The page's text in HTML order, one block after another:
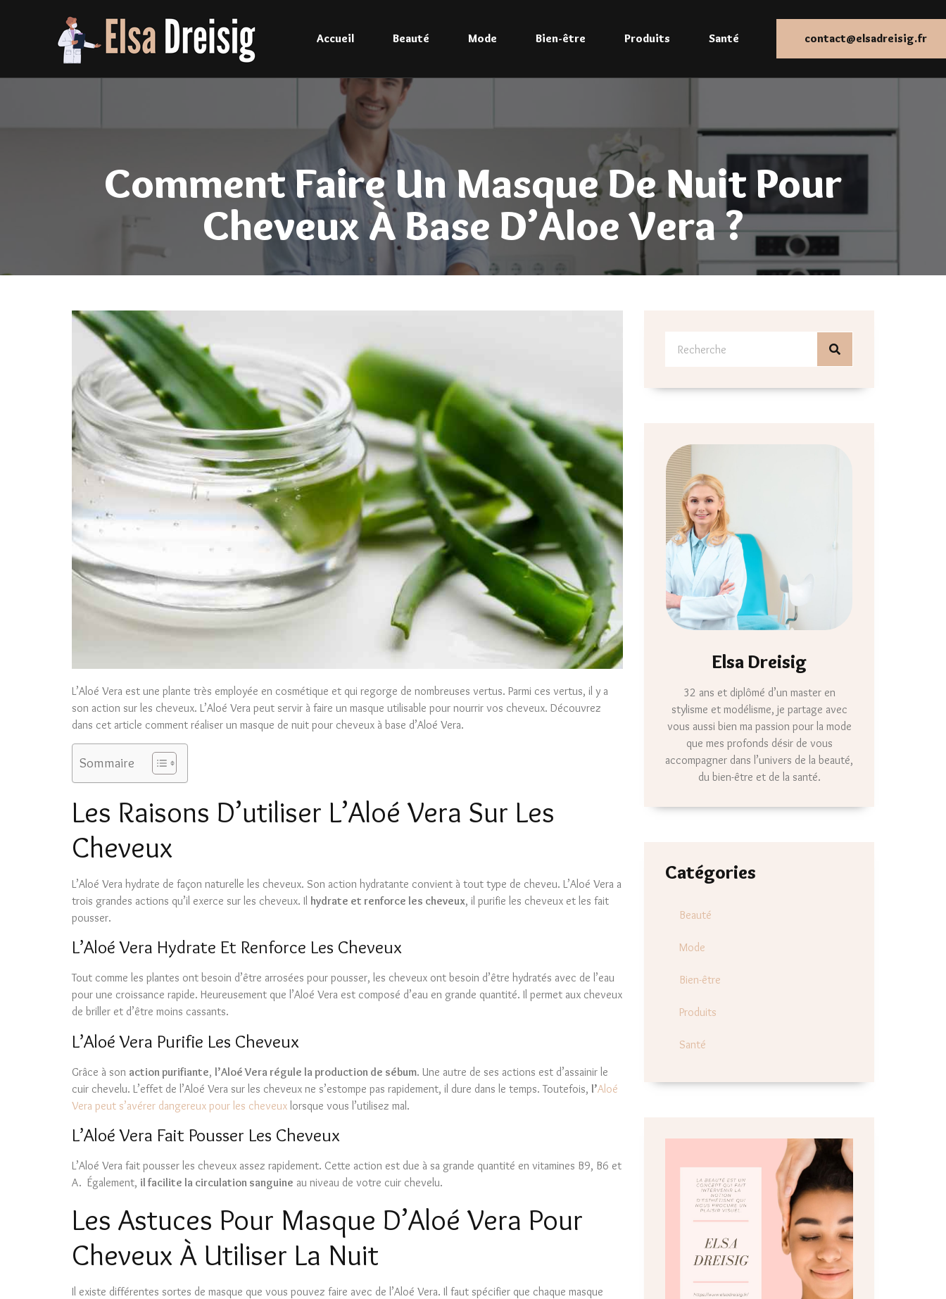
Accueil Beauté Mode Bien-être Produits Santé contact@elsadreisig.fr
Comment Faire Un Masque De Nuit Pour
Cheveux À Base D’Aloe Vera ?
L’Aloé Vera est une plante très employée en cosmétique et qui regorge de nombreuses vertus. Parmi ces vertus, il y a
son action sur les cheveux. L’Aloé Vera peut servir à faire un masque utilisable pour nourrir vos cheveux. Découvrez
dans cet article comment réaliser un masque de nuit pour cheveux à base d’Aloé Vera.
Sommaire
Les Raisons D’utiliser L’Aloé Vera Sur Les
Cheveux
L’Aloé Vera hydrate de façon naturelle les cheveux. Son action hydratante convient à tout type de cheveu. L’Aloé Vera a
trois grandes actions qu’il exerce sur les cheveux. Il hydrate et renforce les cheveux, il purifie les cheveux et les fait
pousser.
L’Aloé Vera Hydrate Et Renforce Les Cheveux
Tout comme les plantes ont besoin d’être arrosées pour pousser, les cheveux ont besoin d’être hydratés avec de l’eau
pour une croissance rapide. Heureusement que l’Aloé Vera est composé d’eau en grande quantité. Il permet aux cheveux
de briller et d’être moins cassants.
L’Aloé Vera Purifie Les Cheveux
Grâce à son action purifiante, l’Aloé Vera régule la production de sébum. Une autre de ses actions est d’assainir le
cuir chevelu. L’effet de l’Aloé Vera sur les cheveux ne s’estompe pas rapidement, il dure dans le temps. Toutefois, l’Aloé
Vera peut s’avérer dangereux pour les cheveux lorsque vous l’utilisez mal.
L’Aloé Vera Fait Pousser Les Cheveux
L’Aloé Vera fait pousser les cheveux assez rapidement. Cette action est due à sa grande quantité en vitamines B9, B6 et
A. Également, il facilite la circulation sanguine au niveau de votre cuir chevelu.
Les Astuces Pour Masque D’Aloé Vera Pour
Cheveux À Utiliser La Nuit
Il existe différentes sortes de masque que vous pouvez faire avec de l’Aloé Vera. Il faut spécifier que chaque masque
Elsa Dreisig
32 ans et diplômé d’un master en
stylisme et modélisme, je partage avec
vous aussi bien ma passion pour la mode
que mes profonds désir de vous
accompagner dans l’univers de la beauté,
du bien-être et de la santé.
Catégories
Beauté
Mode
Bien-être
Produits
Santé